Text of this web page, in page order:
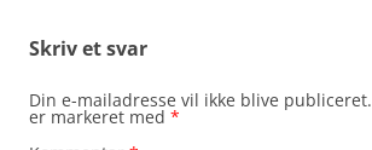
Skriv et svar
Din e-mailadresse vil ikke blive publiceret.
er markeret med *